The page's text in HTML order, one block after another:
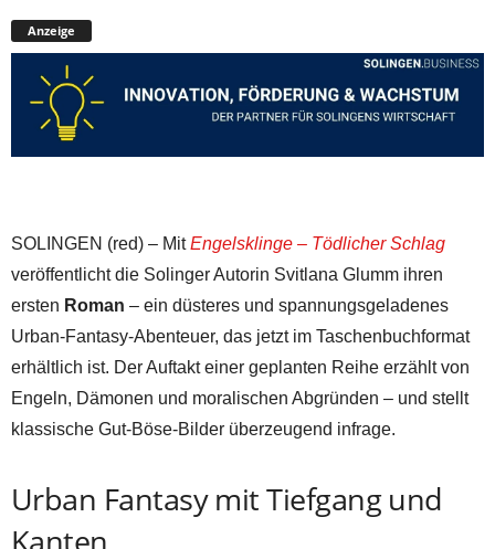
Anzeige
SOLINGEN (red) – MitEngelsklinge – Tödlicher Schlag
veröffentlicht die Solinger Autorin Svitlana Glumm ihren
ersten Roman – ein düsteres und spannungsgeladenes
Urban-Fantasy-Abenteuer, das jetzt im Taschenbuchformat
erhältlich ist. Der Auftakt einer geplanten Reihe erzählt von
Engeln, Dämonen und moralischen Abgründen – und stellt
klassische Gut-Böse-Bilder überzeugend infrage.
Urban Fantasy mit Tiefgang und
Kanten